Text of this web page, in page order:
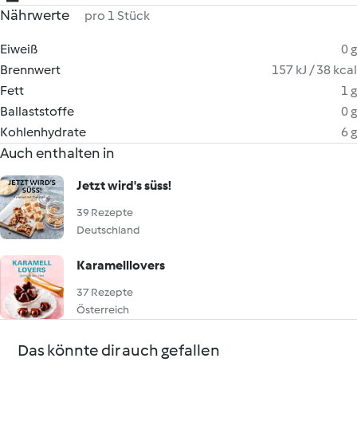
Nährwerte pro 1 Stück
Eiweiß
0 g
Brennwert
157 kJ / 38 kcal
Fett
1 g
Ballaststoffe
0 g
Kohlenhydrate
6 g
Auch enthalten in
Jetzt wird's süss!
39 Rezepte
Deutschland
Karamelllovers
37 Rezepte
Österreich
Das könnte dir auch gefallen